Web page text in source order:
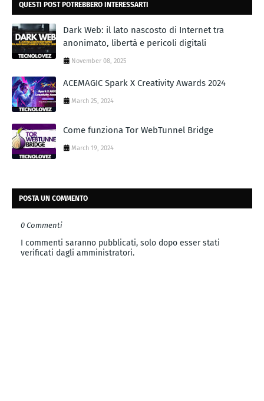
QUESTI POST POTREBBERO INTERESSARTI
Dark Web: il lato nascosto di Internet tra
anonimato, libertà e pericoli digitali
November 08, 2025
ACEMAGIC Spark X Creativity Awards 2024
March 25, 2024
Come funziona Tor WebTunnel Bridge
March 19, 2024
POSTA UN COMMENTO
0 Commenti
I commenti saranno pubblicati, solo dopo esser stati
verificati dagli amministratori.